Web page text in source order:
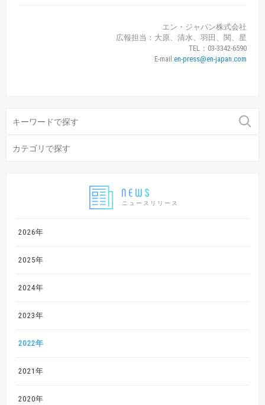
ニュースリリース
2026年
2025年
2024年
2023年
2022年
2021年
2020年
エン・ジャパン株式会社
広報担当：大原、清水、羽田、関、星
TEL：03-3342-6590
E-mail:en-press@en-japan.com